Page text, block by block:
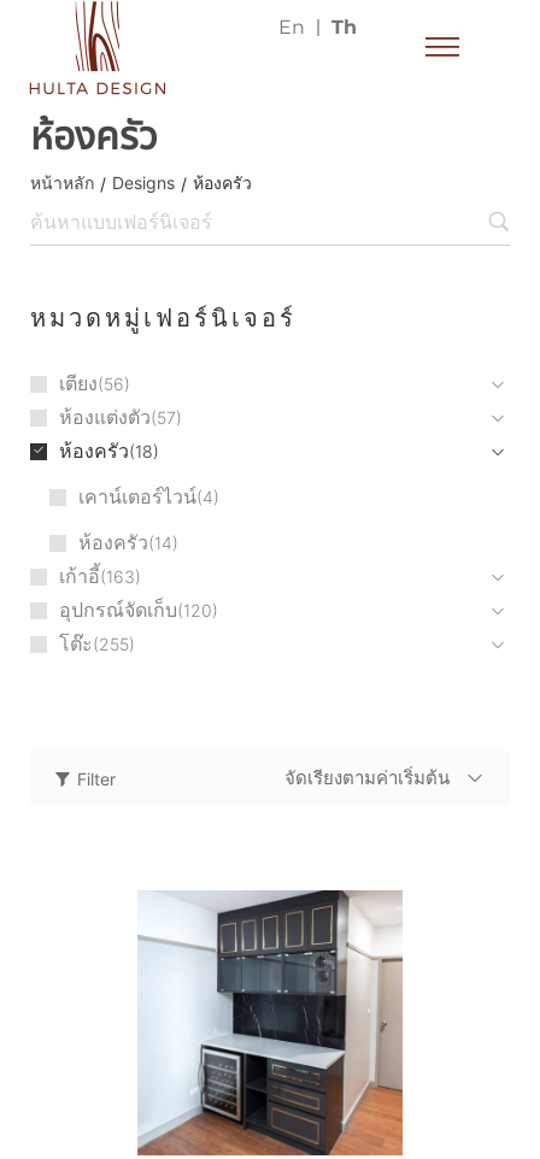
En Th
ห้องครัว
หน้าหลัก / Designs / ห้องครัว
หมวดหมู่เฟอร์นิเจอร์
เตียง 56
ห้องแต่งตัว 57
ห้องครัว 18
เคาน์เตอร์ไวน์ 4
ห้องครัว 14
เก้าอี้ 163
อุปกรณ์จัดเก็บ 120
โต๊ะ 255
Filter จัดเรียงตามค่าเริ่มต้น